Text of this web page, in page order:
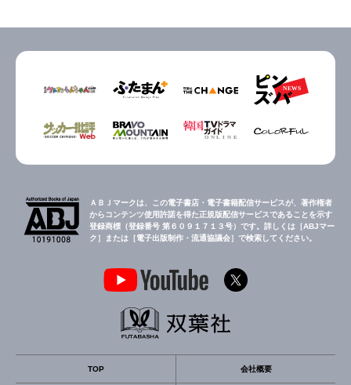
ＡＢＪマークは、この電子書店・電子書籍配信サービスが、著作権者
からコンテンツ使用許諾を得た正規版配信サービスであることを示す
登録商標（登録番号 第６０９１７１３号）です。詳しくは［ABJマー
ク］または［電子出版制作・流通協議会］で検索してください。
TOP 会社概要